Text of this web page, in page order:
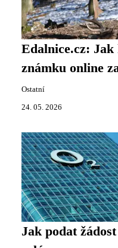
Edalnice.cz:
známku online
Ostatní
24. 05. 2026
Jak podat